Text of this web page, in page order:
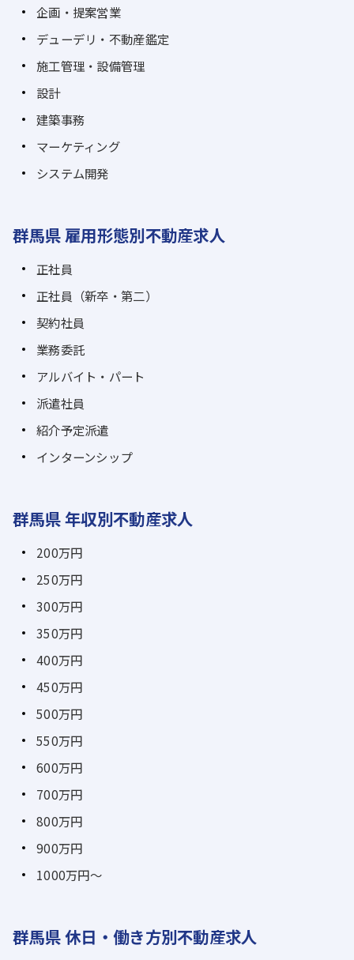
企画・提案営業
デューデリ・不動産鑑定
施工管理・設備管理
設計
建築事務
マーケティング
システム開発
群馬県 雇用形態別不動産求人
正社員
正社員（新卒・第二）
契約社員
業務委託
アルバイト・パート
派遣社員
紹介予定派遣
インターンシップ
群馬県 年収別不動産求人
200万円
250万円
300万円
350万円
400万円
450万円
500万円
550万円
600万円
700万円
800万円
900万円
1000万円～
群馬県 休日・働き方別不動産求人